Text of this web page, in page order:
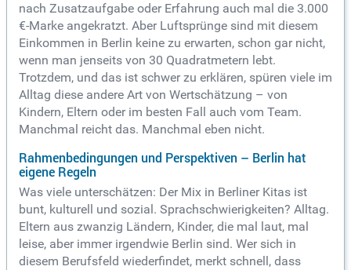
nach Zusatzaufgabe oder Erfahrung auch mal die 3.000
€-Marke angekratzt. Aber Luftsprünge sind mit diesem
Einkommen in Berlin keine zu erwarten, schon gar nicht,
wenn man jenseits von 30 Quadratmetern lebt.
Trotzdem, und das ist schwer zu erklären, spüren viele im
Alltag diese andere Art von Wertschätzung – von
Kindern, Eltern oder im besten Fall auch vom Team.
Manchmal reicht das. Manchmal eben nicht.
Rahmenbedingungen und Perspektiven – Berlin hat
eigene Regeln
Was viele unterschätzen: Der Mix in Berliner Kitas ist
bunt, kulturell und sozial. Sprachschwierigkeiten? Alltag.
Eltern aus zwanzig Ländern, Kinder, die mal laut, mal
leise, aber immer irgendwie Berlin sind. Wer sich in
diesem Berufsfeld wiederfindet, merkt schnell, dass